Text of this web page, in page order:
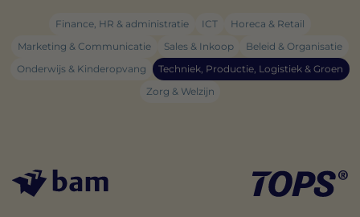
Finance, HR & administratie ICT
Horeca & Retail
Marketing & Communicatie
Sales & Inkoop
Beleid & Organisatie
Onderwijs & Kinderopvang
Techniek, Productie, Logistiek & Groen
Zorg & Welzijn